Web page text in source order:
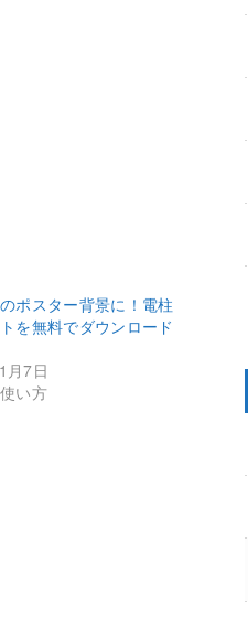
ポスター背景に！電柱
を無料でダウンロード
月7日
い方